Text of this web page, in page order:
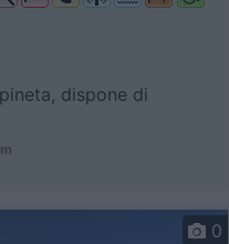
dispone di
0